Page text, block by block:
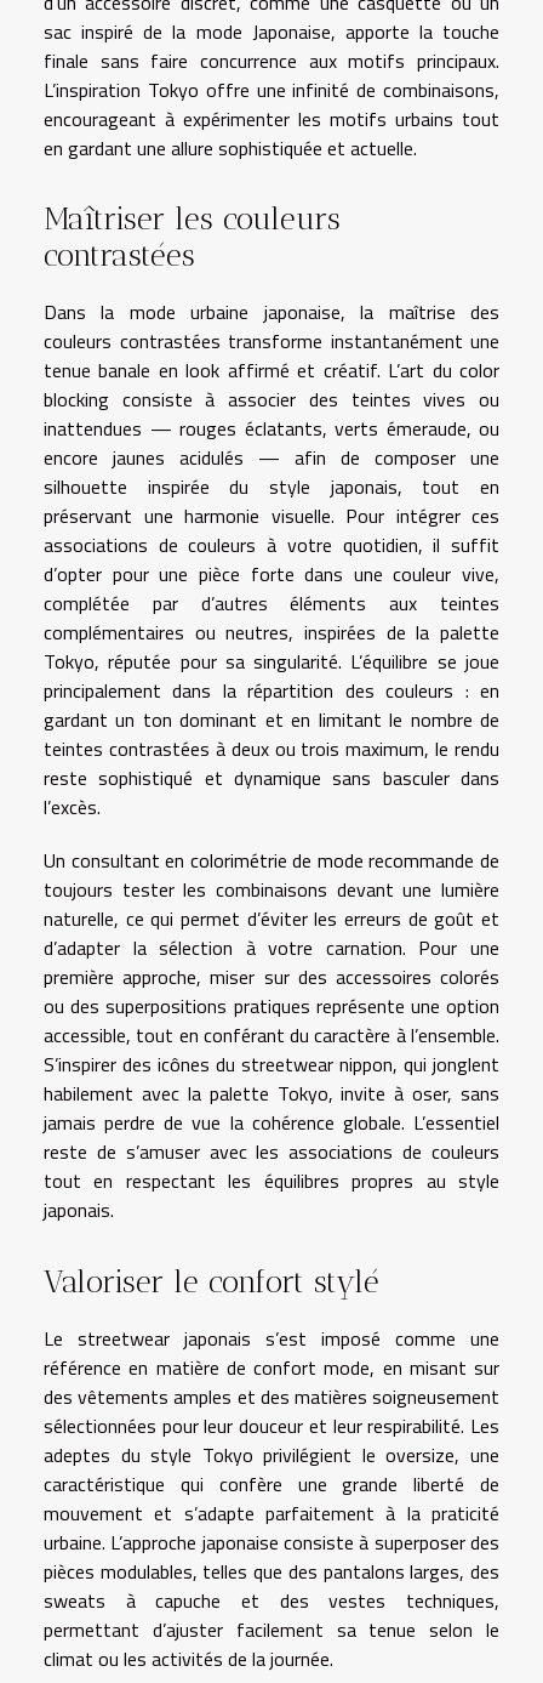
sac inspiré de la mode Japonaise, apporte la touche
finale sans faire concurrence aux motifs principaux.
L’inspiration Tokyo offre une infinité de combinaisons,
encourageant à expérimenter les motifs urbains tout
en gardant une allure sophistiquée et actuelle.
Maîtriser les couleurs
contrastées
Dans la mode urbaine japonaise, la maîtrise des
couleurs contrastées transforme instantanément une
tenue banale en look affirmé et créatif. L’art du color
blocking consiste à associer des teintes vives ou
inattendues — rouges éclatants, verts émeraude, ou
encore jaunes acidulés — afin de composer une
silhouette inspirée du style japonais, tout en
préservant une harmonie visuelle. Pour intégrer ces
associations de couleurs à votre quotidien, il suffit
d’opter pour une pièce forte dans une couleur vive,
complétée par d’autres éléments aux teintes
complémentaires ou neutres, inspirées de la palette
Tokyo, réputée pour sa singularité. L’équilibre se joue
principalement dans la répartition des couleurs : en
gardant un ton dominant et en limitant le nombre de
teintes contrastées à deux ou trois maximum, le rendu
reste sophistiqué et dynamique sans basculer dans
l’excès.
Un consultant en colorimétrie de mode recommande de
toujours tester les combinaisons devant une lumière
naturelle, ce qui permet d’éviter les erreurs de goût et
d’adapter la sélection à votre carnation. Pour une
première approche, miser sur des accessoires colorés
ou des superpositions pratiques représente une option
accessible, tout en conférant du caractère à l’ensemble.
S’inspirer des icônes du streetwear nippon, qui jonglent
habilement avec la palette Tokyo, invite à oser, sans
jamais perdre de vue la cohérence globale. L’essentiel
reste de s’amuser avec les associations de couleurs
tout en respectant les équilibres propres au style
japonais.
Valoriser le confort stylé
Le streetwear japonais s’est imposé comme une
référence en matière de confort mode, en misant sur
des vêtements amples et des matières soigneusement
sélectionnées pour leur douceur et leur respirabilité. Les
adeptes du style Tokyo privilégient le oversize, une
caractéristique qui confère une grande liberté de
mouvement et s’adapte parfaitement à la praticité
urbaine. L’approche japonaise consiste à superposer des
pièces modulables, telles que des pantalons larges, des
sweats à capuche et des vestes techniques,
permettant d’ajuster facilement sa tenue selon le
climat ou les activités de la journée.